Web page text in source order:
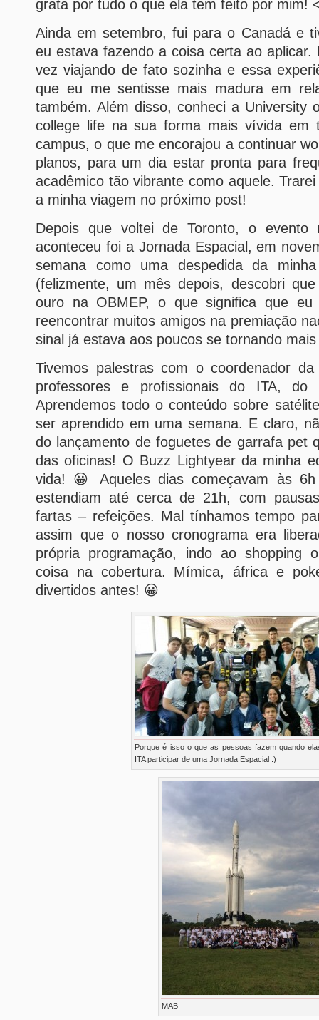
grata por tudo o que ela tem feito por mim!
Ainda em setembro, fui para o Canadá e
eu estava fazendo a coisa certa ao aplicar.
vez viajando de fato sozinha e essa
que eu me sentisse mais madura em
também. Além disso, conheci a University
college life na sua forma mais vívida em
campus, o que me encorajou a continuar
planos, para um dia estar pronta para
acadêmico tão vibrante como aquele.
a minha viagem no próximo post!
Depois que voltei de Toronto, o evento
aconteceu foi a Jornada Espacial, em
semana como uma despedida da
(felizmente, um mês depois, descobri
ouro na OBMEP, o que significa que
reencontrar muitos amigos na premiação
sinal já estava aos poucos se tornando
Tivemos palestras com o coordenador
professores e profissionais do ITA,
Aprendemos todo o conteúdo sobre
ser aprendido em uma semana. E claro,
do lançamento de foguetes de garrafa pet
das oficinas! O Buzz Lightyear da minha
vida! 😀 Aqueles dias começavam às
estendiam até cerca de 21h, com
fartas – refeições. Mal tínhamos tempo
assim que o nosso cronograma era
própria programação, indo ao shopping
coisa na cobertura. Mímica, áfrica e
divertidos antes! 😀
Porque é isso o que as pessoas fazem quando
ITA participar de uma Jornada Espacial :)
MAB